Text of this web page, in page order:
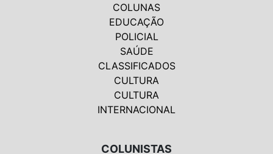
COLUNAS
EDUCAÇÃO
POLICIAL
SAÚDE
CLASSIFICADOS
CULTURA
CULTURA
INTERNACIONAL
COLUNISTAS